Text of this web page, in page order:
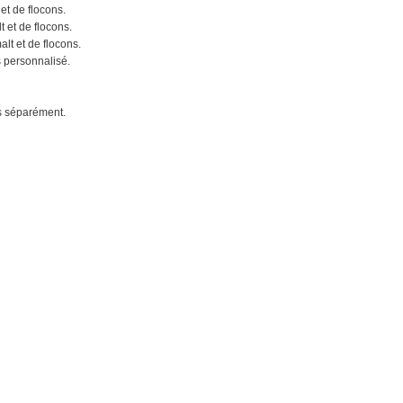
de flocons.
et de flocons.
et de flocons.